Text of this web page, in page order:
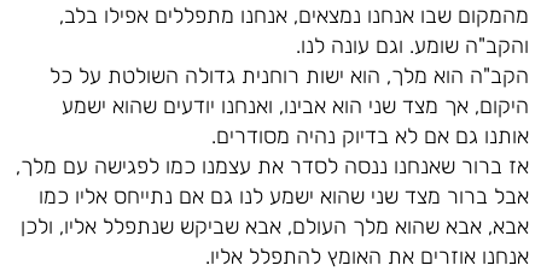
מהמקום שבו אנחנו נמצאים, אנחנו מתפללים אפילו בלב,
והקב"ה שומע. וגם עונה לנו.
הקב"ה הוא מלך, הוא ישות רוחנית גדולה השולטת על כל
היקום, אך מצד שני הוא אבינו, ואנחנו יודעים שהוא ישמע
אותנו גם אם לא בדיוק נהיה מסודרים.
אז ברור שאנחנו ננסה לסדר את עצמנו כמו לפגישה עם מלך,
אבל ברור מצד שני שהוא ישמע לנו גם אם נתייחס אליו כמו
אבא, אבא שהוא מלך העולם, אבא שביקש שנתפלל אליו, ולכן
אנחנו אוזרים את האומץ להתפלל אליו.